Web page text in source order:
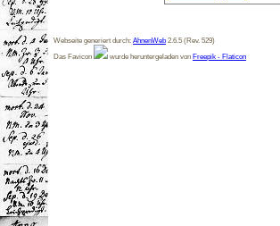
Webseite generiert durch: AhnenWeb 2.6.5 (Rev. 529)
Das Favicon
wurde heruntergeladen von Freepik - Flaticon